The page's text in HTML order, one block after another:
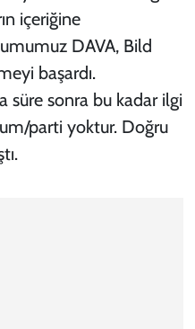
içeriğine
DAVA, Bild
başardı.
süre sonra bu kadar ilgi
parti yoktur. Doğru